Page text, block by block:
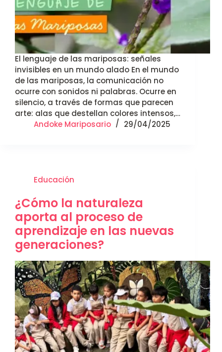
El lenguaje de las mariposas: señales
invisibles en un mundo alado En el mundo
de las mariposas, la comunicación no
ocurre con sonidos ni palabras. Ocurre en
silencio, a través de formas que parecen
arte: alas que destellan colores intensos,…
Andoke Mariposario
29/04/2025
Educación
¿Cómo la naturaleza
aporta al proceso de
aprendizaje en las nuevas
generaciones?